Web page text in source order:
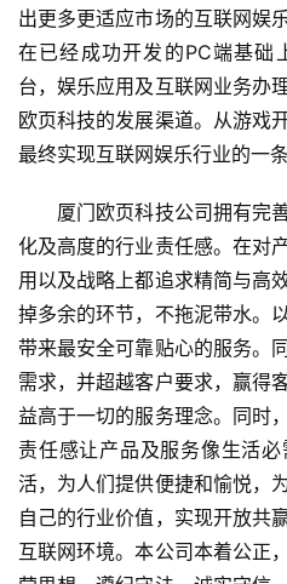
业
界
手
机
单
机
游
戏
休
闲
游
戏
2
出更多更适应市场的互联网娱
在已经成功开发的PC端基础
台，娱乐应用及互联网业务办
欧页科技的发展渠道。从游戏
最终实现互联网娱乐行业的一条
厦门欧页科技公司拥有完
化及高度的行业责任感。在对
用以及战略上都追求精简与高
掉多余的环节，不拖泥带水。
带来最安全可靠贴心的服务。
需求，并超越客户要求，赢得
益高于一切的服务理念。同时
责任感让产品及服务像生活
活，为人们提供便捷和愉悦，
自己的行业价值，实现开放共
互联网环境。本公司本着公正